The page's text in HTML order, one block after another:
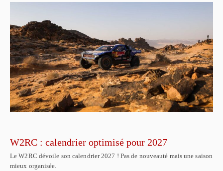
W2RC : calendrier optimisé pour 2027
Le W2RC dévoile son calendrier 2027 ! Pas de nouveauté mais une saison
mieux organisée.